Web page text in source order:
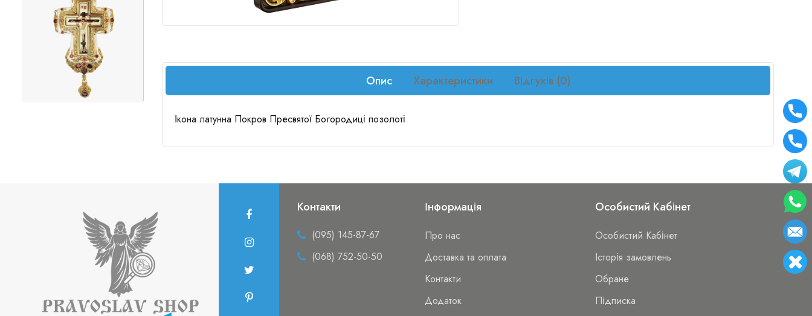
Опис Характеристики Відгуків (0)
Ікона латунна Покров Пресвятої Богородиці позолоті
Контакти
(095) 145-87-67
(068) 752-50-50
Інформація
Про нас
Доставка та оплата
Контакти
Додаток
Особистий Кабінет
Особистий Кабінет
Історія замовлень
Обране
Підписка